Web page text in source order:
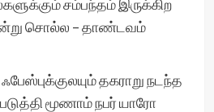
சம்பந்தம் இருக்கிற
என்று சொல்ல – தாண்டவம்
தகராறு நடந்த
மூணாம் நபர் யாரோ